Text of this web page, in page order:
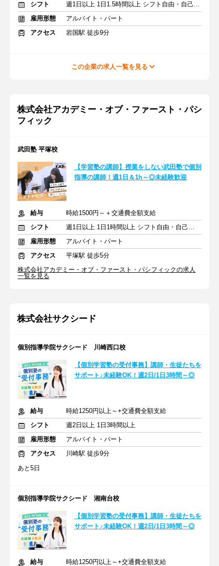
シフト
週1日以上 1日1.5時間以上 シフト自由・自己申告
雇用形態
アルバイト・パート
アクセス
岩国駅 徒歩9分
この企業の求人一覧を見る
株式会社アカデミー・オブ・ファースト・パシ
フィック
武田塾 平塚校
【学習塾の講師】授業をしない武田塾で個別
指導の講師！週1日＆1h～◎未経験歓迎
給与
時給1500円～＋交通費全額支給
シフト
週1日以上 1日1時間以上 シフト自由・自己申告
雇用形態
アルバイト・パート
アクセス
平塚駅 徒歩5分
株式会社アカデミー・オブ・ファースト・パシフィックの求人
一覧を見る
株式会社サクシード
個別指導学院サクシード 川崎西口校
【個別学習塾の受付事務】講師・生徒たちを
サポート♪未経験OK！週2日/1日3時間～◎
給与
時給1250円以上～+交通費全額支給
シフト
週2日以上 1日3時間以上
雇用形態
アルバイト・パート
アクセス
川崎駅 徒歩9分
あと5日
個別指導学院サクシード 湘南台校
【個別学習塾の受付事務】講師・生徒たちを
サポート♪未経験OK！週2日/1日3時間～◎
給与
時給1250円以上～+交通費全額支給